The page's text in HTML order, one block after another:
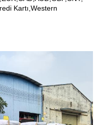
Kartı,Western